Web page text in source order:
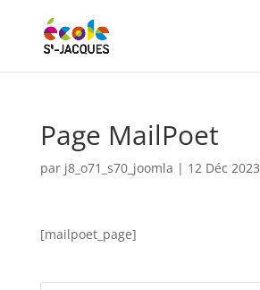
Page MailPoet
par j8_o71_s70_joomla | 12 Déc 2023
[mailpoet_page]